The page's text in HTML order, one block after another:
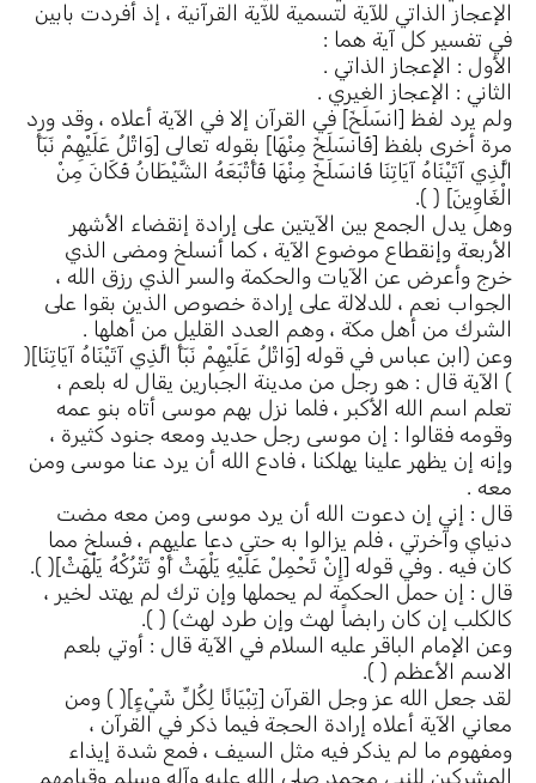
الإعجاز الذاتي للآية لتسمية للآية القرآنية ، إذ أفردت بابين
في تفسير كل آية هما :
الأول : الإعجاز الذاتي .
الثاني : الإعجاز الغيري .
ولم يرد لفظ [انسَلَخَ] في القرآن إلا في الآية أعلاه ، وقد ورد
مرة أخرى بلفظ [فَانسَلَخَ مِنْهَا] بقوله تعالى [وَاتْلُ عَلَيْهِمْ نَبَأَ
الَّذِي آتَيْنَاهُ آيَاتِنَا فَانسَلَخَ مِنْهَا فَأَتْبَعَهُ الشَّيْطَانُ فَكَانَ مِنْ
الْغَاوِينَ] ( ).
وهل يدل الجمع بين الآيتين على إرادة إنقضاء الأشهر
الأربعة وإنقطاع موضوع الآية ، كما أنسلخ ومضى الذي
خرج وأعرض عن الآيات والحكمة والسر الذي رزق الله ،
الجواب نعم ، للدلالة على إرادة خصوص الذين بقوا على
الشرك من أهل مكة ، وهم العدد القليل من أهلها .
وعن (ابن عباس في قوله [وَاتْلُ عَلَيْهِمْ نَبَأَ الَّذِي آتَيْنَاهُ آيَاتِنَا](
) الآية قال : هو رجل من مدينة الجبارين يقال له بلعم ،
تعلم اسم الله الأكبر ، فلما نزل بهم موسى أتاه بنو عمه
وقومه فقالوا : إن موسى رجل حديد ومعه جنود كثيرة ،
وإنه إن يظهر علينا يهلكنا ، فادع الله أن يرد عنا موسى ومن
معه .
قال : إني إن دعوت الله أن يرد موسى ومن معه مضت
دنياي وآخرتي ، فلم يزالوا به حتى دعا عليهم ، فسلخ مما
كان فيه . وفي قوله [إِنْ تَحْمِلْ عَلَيْهِ يَلْهَثْ أَوْ تَتْرُكْهُ يَلْهَثْ]( ).
قال : إن حمل الحكمة لم يحملها وإن ترك لم يهتد لخير ،
كالكلب إن كان رابضاً لهث وإن طرد لهث) ( ).
وعن الإمام الباقر عليه السلام في الآية قال : أوتي بلعم
الاسم الأعظم ( ).
لقد جعل الله عز وجل القرآن [تِبْيَانًا لِكُلِّ شَيْءٍ]( ) ومن
معاني الآية أعلاه إرادة الحجة فيما ذكر في القرآن ،
ومفهوم ما لم يذكر فيه مثل السيف ، فمع شدة إيذاء
المشركين للنبي محمد صلى الله عليه وآله وسلم وقيامهم